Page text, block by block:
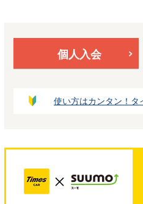
個人入会
使い方はカンタン！タ